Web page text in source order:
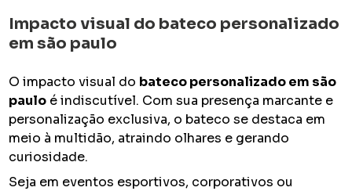
Impacto visual do bateco personalizado
em são paulo
O impacto visual do bateco personalizado em são
paulo é indiscutível. Com sua presença marcante e
personalização exclusiva, o bateco se destaca em
meio à multidão, atraindo olhares e gerando
curiosidade.
Seja em eventos esportivos, corporativos ou